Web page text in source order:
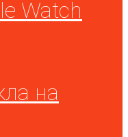
Watch
на